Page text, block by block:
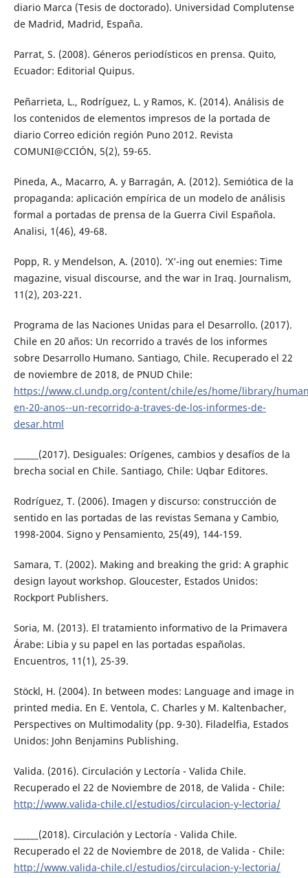
diario Marca (Tesis de doctorado). Universidad Complutense
de Madrid, Madrid, España.
Parrat, S. (2008). Géneros periodísticos en prensa. Quito,
Ecuador: Editorial Quipus.
Peñarrieta, L., Rodríguez, L. y Ramos, K. (2014). Análisis de
los contenidos de elementos impresos de la portada de
diario Correo edición región Puno 2012. Revista
COMUNI@CCIÓN, 5(2), 59-65.
Pineda, A., Macarro, A. y Barragán, A. (2012). Semiótica de la
propaganda: aplicación empírica de un modelo de análisis
formal a portadas de prensa de la Guerra Civil Española.
Analisi, 1(46), 49-68.
Popp, R. y Mendelson, A. (2010). ‘X’-ing out enemies: Time
magazine, visual discourse, and the war in Iraq. Journalism,
11(2), 203-221.
Programa de las Naciones Unidas para el Desarrollo. (2017).
Chile en 20 años: Un recorrido a través de los informes
sobre Desarrollo Humano. Santiago, Chile. Recuperado el 22
de noviembre de 2018, de PNUD Chile:
https://www.cl.undp.org/content/chile/es/home/library/
en-20-anos--un-recorrido-a-traves-de-los-informes-de-
desar.html
______(2017). Desiguales: Orígenes, cambios y desafíos de la
brecha social en Chile. Santiago, Chile: Uqbar Editores.
Rodríguez, T. (2006). Imagen y discurso: construcción de
sentido en las portadas de las revistas Semana y Cambio,
1998-2004. Signo y Pensamiento, 25(49), 144-159.
Samara, T. (2002). Making and breaking the grid: A graphic
design layout workshop. Gloucester, Estados Unidos:
Rockport Publishers.
Soria, M. (2013). El tratamiento informativo de la Primavera
Árabe: Libia y su papel en las portadas españolas.
Encuentros, 11(1), 25-39.
Stöckl, H. (2004). In between modes: Language and image in
printed media. En E. Ventola, C. Charles y M. Kaltenbacher,
Perspectives on Multimodality (pp. 9-30). Filadelfia, Estados
Unidos: John Benjamins Publishing.
Valida. (2016). Circulación y Lectoría - Valida Chile.
Recuperado el 22 de Noviembre de 2018, de Valida - Chile:
http://www.valida-chile.cl/estudios/circulacion-y-lectoria/
______(2018). Circulación y Lectoría - Valida Chile.
Recuperado el 22 de Noviembre de 2018, de Valida - Chile:
http://www.valida-chile.cl/estudios/circulacion-y-lectoria/